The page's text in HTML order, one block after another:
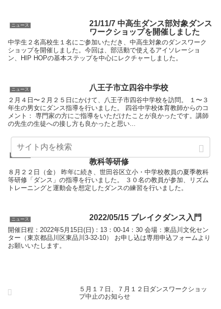
ニュース
21/11/7 中高生ダンス部対象ダンス
ワークショップを開催しました
中学生２名高校生１名にご参加いただき、中高生対象のダンスワーク
ショップを開催しました。今回は、部活動で使えるアイソレーショ
ン、HIP HOPの基本ステップを中心にレクチャーしました。
ニュース 八王子市立四谷中学校
２月４日〜２月２５日にかけて、八王子市四谷中学校を訪問。 １〜３
年生の男女にダンス指導を行いました。 四谷中学校体育教師からのコ
メント： 専門家の方にご指導をいただけたことが良かったです。講師
の先生の生徒への接し方も良かったと思い...
世田谷区立小・中学校教員の夏季
教科等研修
８月２２日（金） 昨年に続き、世田谷区立小・中学校教員の夏季教科
等研修「ダンス」の指導を行いました。 ３０名の教員が参加、リズム
トレーニングと運動会を想定したダンスの練習を行いました。
ニュース 2022/05/15 ブレイクダンス入門
開催日程：2022年5月15日(日)：13：00-14：30 会場：東品川文化セン
ター（東京都品川区東品川3-32-10） お申し込は専用申込フォームより
お願いいたします。
５月１７日、７月１２日ダンスワークショッ
プ中止のお知らせ